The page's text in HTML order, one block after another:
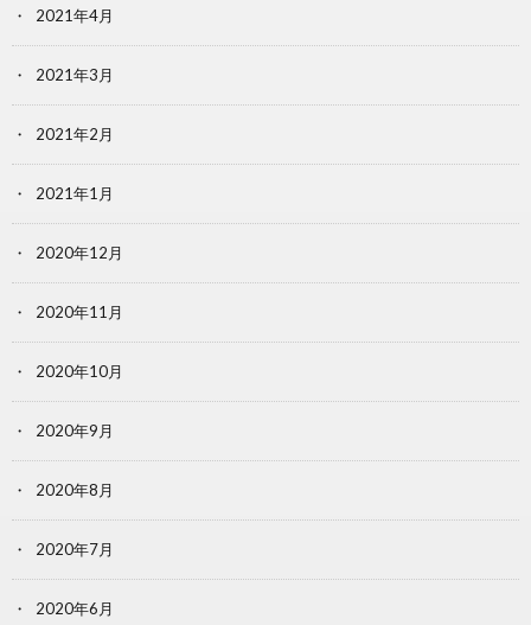
2021年4月
2021年3月
2021年2月
2021年1月
2020年12月
2020年11月
2020年10月
2020年9月
2020年8月
2020年7月
2020年6月